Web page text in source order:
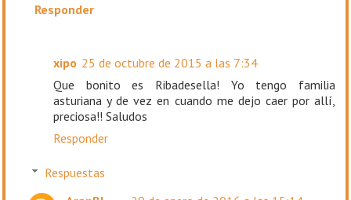
Responder
xipo 25 de octubre de 2015 a las 7:34
Que bonito es Ribadesella! Yo tengo familia
asturiana y de vez en cuando me dejo caer por allí,
preciosa!! Saludos
Responder
Respuestas